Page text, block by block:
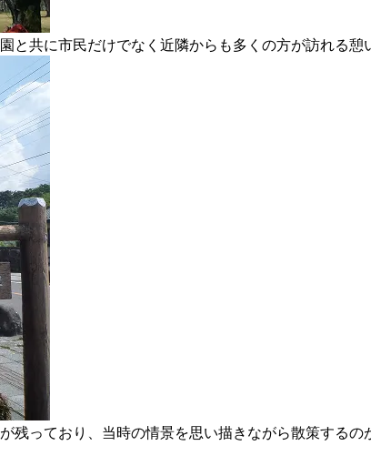
共に市民だけでなく近隣からも多くの方が訪れる憩
っており、当時の情景を思い描きながら散策するの